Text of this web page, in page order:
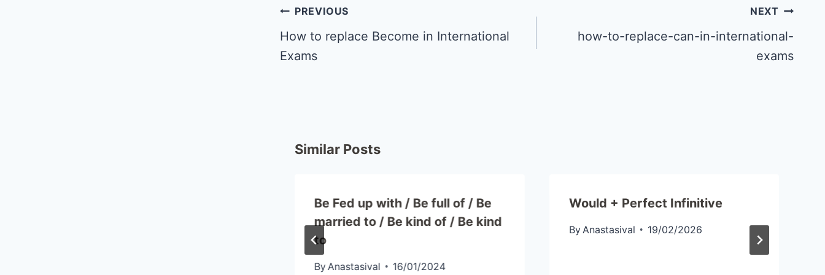
PREVIOUS
How to replace Become in International
Exams
NEXT
how-to-replace-can-in-international-
exams
Similar Posts
Be Fed up with / Be full of / Be
married to / Be kind of / Be kind
to
ByAnastasival 16/01/2024
Would + Perfect Infinitive
By Anastasival 19/02/2026